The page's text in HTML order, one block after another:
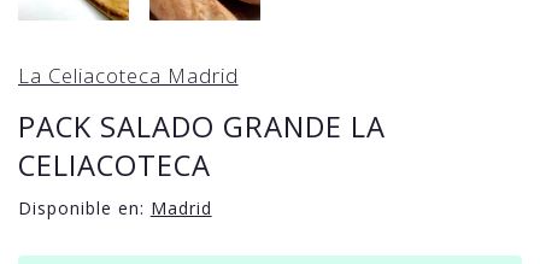
La Celiacoteca Madrid
PACK SALADO GRANDE LA
CELIACOTECA
Disponible en: Madrid